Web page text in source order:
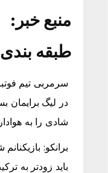
منبع خبر:
طبقه
سرمربی تیم
در لیگ برایمان
شادی را به
برانکو:
باید زودتر به